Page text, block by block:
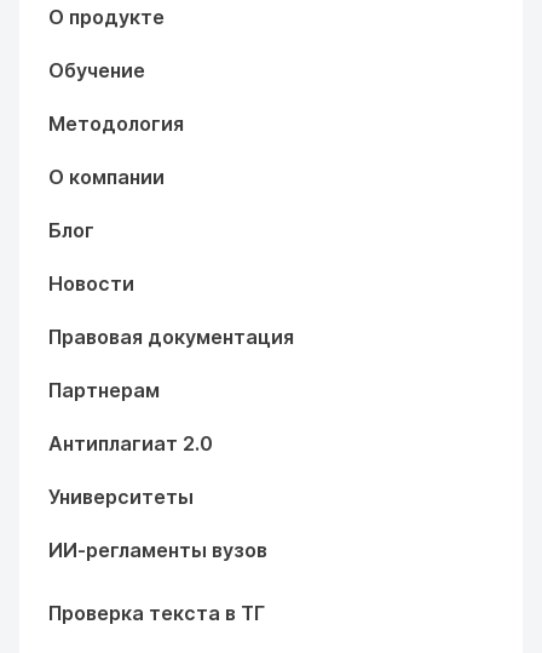
О продукте
Обучение
Методология
О компании
Блог
Новости
Правовая документация
Партнерам
Антиплагиат 2.0
Университеты
ИИ-регламенты вузов
Проверка текста в ТГ